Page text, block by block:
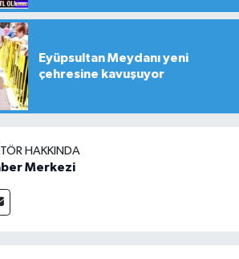
Eyüpsultan Meydanı yeni
çehresine kavuşuyor
HAKKINDA
Merkezi